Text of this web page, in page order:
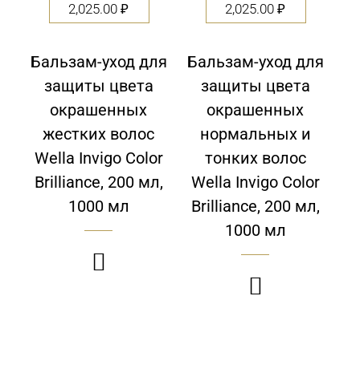
2,025.00 ₽
Бальзам-уход для
защиты цвета
окрашенных
жестких волос
Wella Invigo Color
Brilliance, 200 мл,
1000 мл

2,025.00 ₽
Бальзам-уход для
защиты цвета
окрашенных
нормальных и
тонких волос
Wella Invigo Color
Brilliance, 200 мл,
1000 мл
